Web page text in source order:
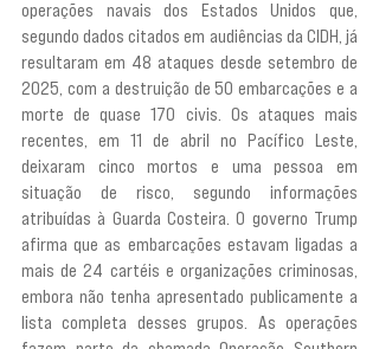
operações navais dos Estados Unidos que,
segundo dados citados em audiências da CIDH, já
resultaram em 48 ataques desde setembro de
2025, com a destruição de 50 embarcações e a
morte de quase 170 civis. Os ataques mais
recentes, em 11 de abril no Pacífico Leste,
deixaram cinco mortos e uma pessoa em
situação de risco, segundo informações
atribuídas à Guarda Costeira. O governo Trump
afirma que as embarcações estavam ligadas a
mais de 24 cartéis e organizações criminosas,
embora não tenha apresentado publicamente a
lista completa desses grupos. As operações